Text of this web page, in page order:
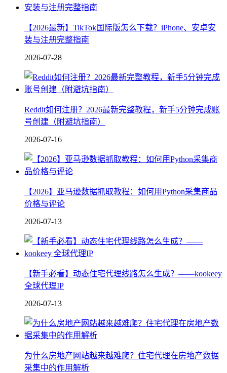
【2026最新】TikTok国际版怎么下载？iPhone、安卓安
装与注册完整指南
2026-07-28
Reddit如何注册？2026最新完整教程，新手5分钟完成账
号创建（附避坑指南）
2026-07-16
【2026】亚马逊数据抓取教程：如何用Python采集商品
价格与评论
2026-07-13
【新手必看】动态住宅代理线路怎么生成？——kookeey
全球代理IP
2026-07-13
为什么房地产网站越来越难爬？住宅代理在房地产数据
采集中的作用解析